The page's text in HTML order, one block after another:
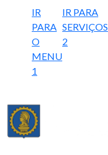
IR
PARA
O
MENU
1
IR PARA
SERVIÇOS
2